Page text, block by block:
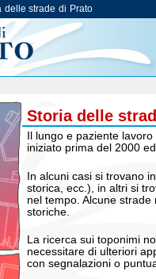
delle strade di Prato
Storia delle
Il lungo e paziente
iniziato prima del 2000
In alcuni casi si trovano
storica, ecc.), in altri si
nel tempo. Alcune
storiche.
La ricerca sui toponimi
necessitare di ulteriori
con segnalazioni o